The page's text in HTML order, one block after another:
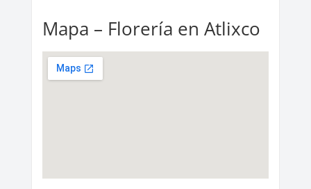
Mapa – Florería en Atlixco